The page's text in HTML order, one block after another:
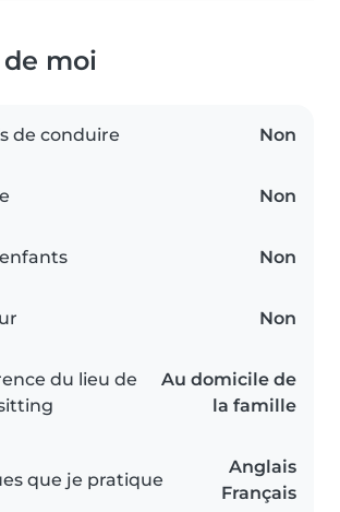
moi
de conduire Non
Non
Non
Non
du lieu de
Au domicile de
la famille
que je pratique
Anglais
Français